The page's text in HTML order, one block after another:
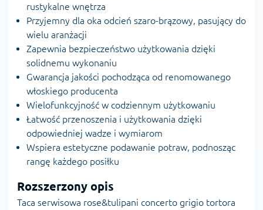
rustykalne wnętrza
Przyjemny dla oka odcień szaro-brązowy, pasujący do
wielu aranżacji
Zapewnia bezpieczeństwo użytkowania dzięki
solidnemu wykonaniu
Gwarancja jakości pochodząca od renomowanego
włoskiego producenta
Wielofunkcyjność w codziennym użytkowaniu
Łatwość przenoszenia i użytkowania dzięki
odpowiedniej wadze i wymiarom
Wspiera estetyczne podawanie potraw, podnosząc
rangę każdego posiłku
Rozszerzony opis
Taca serwisowa rose&tulipani concerto grigio tortora